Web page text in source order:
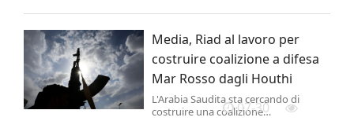
incendio che lui stesso avrebbe
ospedaliero interno all'istituto.
Media, Riad al lavoro per
costruire coalizione a difesa
Mar Rosso dagli Houthi
L'Arabia Saudita sta cercando di
costruire una coalizione
07-30